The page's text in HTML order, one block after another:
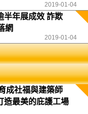
2019-01-04
半年展成效 詐欺
網
2019-01-04
成社福與建築師
造最美的庇護工場